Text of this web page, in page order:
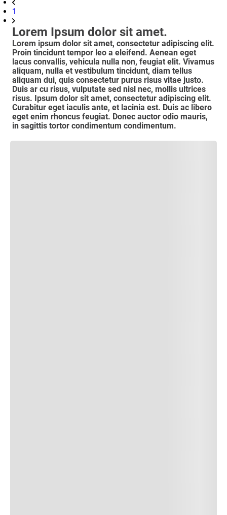
1
Lorem Ipsum dolor sit amet.
Lorem ipsum dolor sit amet, consectetur adipiscing elit.
Proin tincidunt tempor leo a eleifend. Aenean eget
lacus convallis, vehicula nulla non, feugiat elit. Vivamus
aliquam, nulla et vestibulum tincidunt, diam tellus
aliquam dui, quis consectetur purus risus vitae justo.
Duis ar cu risus, vulputate sed nisl nec, mollis ultrices
risus. Ipsum dolor sit amet, consectetur adipiscing elit.
Curabitur eget iaculis ante, et lacinia est. Duis ac libero
eget enim rhoncus feugiat. Donec auctor odio mauris,
in sagittis tortor condimentum condimentum.